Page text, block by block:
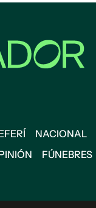
NACIONAL
FÚNEBRES